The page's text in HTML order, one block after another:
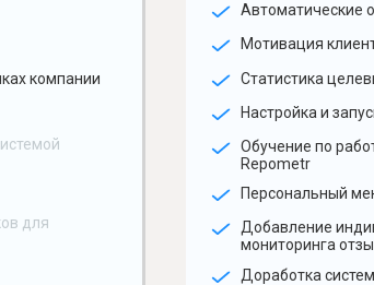
компании
для
Автоматические
Мотивация
Статистика
Настройка и
Обучение по
Repometr
Персональный
Добавление
мониторинга
Доработка